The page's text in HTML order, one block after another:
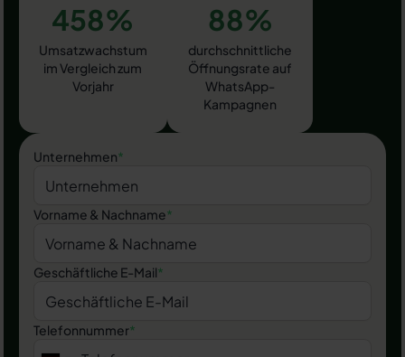
458%
Umsatzwachstum
im Vergleich zum
Vorjahr
88%
durchschnittliche
Öffnungsrate auf
WhatsApp-
Kampagnen
Unternehmen*
Vorname & Nachname*
Geschäftliche E-Mail*
Telefonnummer*